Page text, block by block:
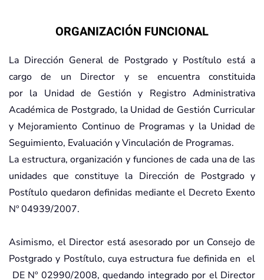
ORGANIZACIÓN FUNCIONAL
La Dirección General de Postgrado y Postítulo está a
cargo de un Director y se encuentra constituida
por la Unidad de Gestión y Registro Administrativa
Académica de Postgrado, la Unidad de Gestión Curricular
y Mejoramiento Continuo de Programas y la Unidad de
Seguimiento, Evaluación y Vinculación de Programas.
La estructura, organización y funciones de cada una de las
unidades que constituye la Dirección de Postgrado y
Postítulo quedaron definidas mediante el Decreto Exento
Nº 04939/2007.
Asimismo, el Director está asesorado por un Consejo de
Postgrado y Postítulo, cuya estructura fue definida en el
DE Nº 02990/2008, quedando integrado por el Director